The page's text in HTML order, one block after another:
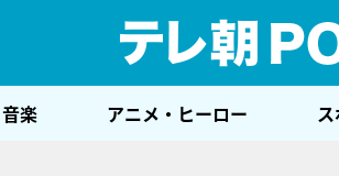
音楽 アニメ・ヒーロー